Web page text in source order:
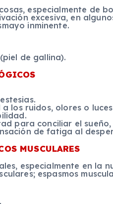
especialmente de
excesiva, en
inminente.
de gallina).
los ruidos, olores o
para conciliar el
de fatiga al
MUSCULARES
especialmente en la
espasmos